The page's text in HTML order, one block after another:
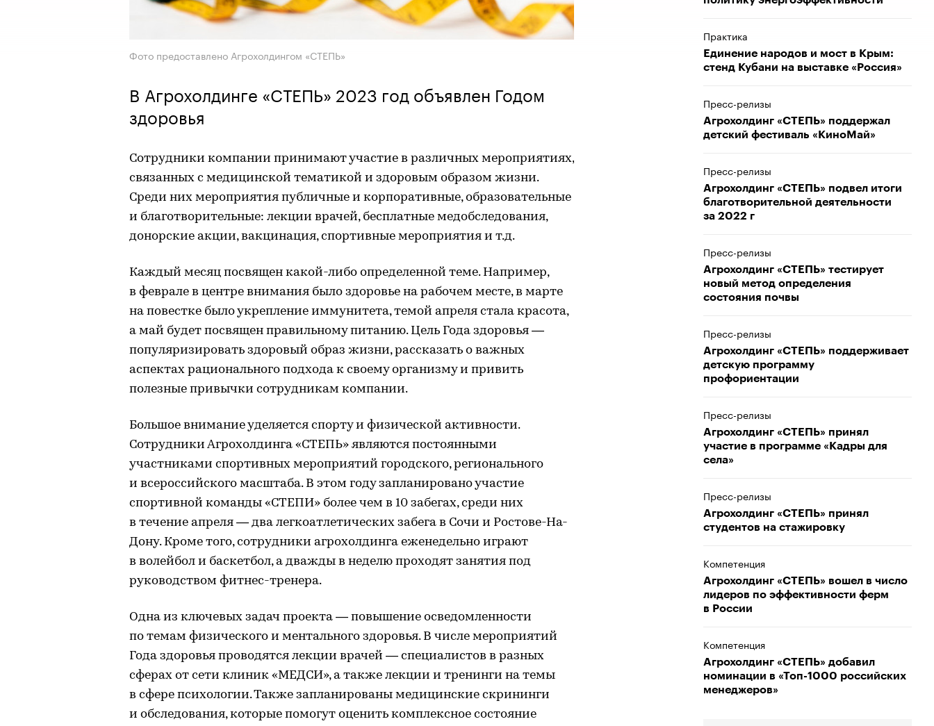
Фото предоставлено Агрохолдингом «СТЕПЬ»
В Агрохолдинге «СТЕПЬ» 2023 год объявлен Годом
здоровья
Сотрудники компании принимают участие в различных мероприятиях,
связанных с медицинской тематикой и здоровым образом жизни.
Среди них мероприятия публичные и корпоративные, образовательные
и благотворительные: лекции врачей, бесплатные медобследования,
донорские акции, вакцинация, спортивные мероприятия и т.д.
Каждый месяц посвящен какой-либо определенной теме. Например,
в феврале в центре внимания было здоровье на рабочем месте, в марте
на повестке было укрепление иммунитета, темой апреля стала красота,
а май будет посвящен правильному питанию. Цель Года здоровья —
популяризировать здоровый образ жизни, рассказать о важных
аспектах рационального подхода к своему организму и привить
полезные привычки сотрудникам компании.
Большое внимание уделяется спорту и физической активности.
Сотрудники Агрохолдинга «СТЕПЬ» являются постоянными
участниками спортивных мероприятий городского, регионального
и всероссийского масштаба. В этом году запланировано участие
спортивной команды «СТЕПИ» более чем в 10 забегах, среди них
в течение апреля — два легкоатлетических забега в Сочи и Ростове-На-
Дону. Кроме того, сотрудники агрохолдинга еженедельно играют
в волейбол и баскетбол, а дважды в неделю проходят занятия под
руководством фитнес-тренера.
Одна из ключевых задач проекта — повышение осведомленности
по темам физического и ментального здоровья. В числе мероприятий
Года здоровья проводятся лекции врачей — специалистов в разных
сферах от сети клиник «МЕДСИ», а также лекции и тренинги на темы
в сфере психологии. Также запланированы медицинские скрининги
и обследования, которые помогут оценить комплексное состояние
Практика
Единение народов и мост в Крым:
стенд Кубани на выставке «Россия»
Пресс-релизы
Агрохолдинг «СТЕПЬ» поддержал
детский фестиваль «КиноМай»
Пресс-релизы
Агрохолдинг «СТЕПЬ» подвел итоги
благотворительной деятельности
за 2022 г
Пресс-релизы
Агрохолдинг «СТЕПЬ» тестирует
новый метод определения
состояния почвы
Пресс-релизы
Агрохолдинг «СТЕПЬ» поддерживает
детскую программу
профориентации
Пресс-релизы
Агрохолдинг «СТЕПЬ» принял
участие в программе «Кадры для
села»
Пресс-релизы
Агрохолдинг «СТЕПЬ» принял
студентов на стажировку
Компетенция
Агрохолдинг «СТЕПЬ» вошел в число
лидеров по эффективности ферм
в России
Компетенция
Агрохолдинг «СТЕПЬ» добавил
номинации в «Топ-1000 российских
менеджеров»